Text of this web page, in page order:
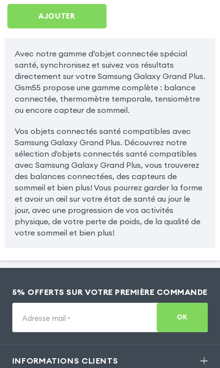
AJOUTER
Avec notre gamme d’objet connectée spécial
santé, synchronisez et suivez vos résultats
directement sur votre Samsung Galaxy Grand Plus.
Gsm55 propose une gamme complète : balance
connectée, thermomètre temporale, tensiomètre
ou encore capteur de sommeil.
Vos objets connectés santé compatibles avec
Samsung Galaxy Grand Plus. Découvrez notre
sélection d'objets connectés santé compatibles
avec Samsung Galaxy Grand Plus, vous trouverez
des balances connectées, des capteurs de
sommeil et bien plus! Vous pourrez garder la forme
et avoir un œil sur votre état de santé au jour le
jour, avec une progression de vos activités
physique, de votre perte de poids, de la qualité de
votre sommeil et bien plus!
5% OFFERTS SUR VOTRE PREMIÈRE COMMANDE
Adresse mail * OK
INFORMATIONS CLIENTS